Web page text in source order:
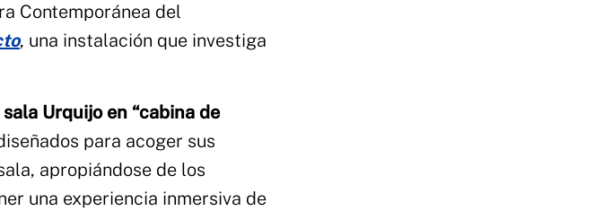
Contemporánea del
, una instalación que investiga
Urquijo en “cabina de
para acoger sus
apropiándose de los
una experiencia inmersiva de